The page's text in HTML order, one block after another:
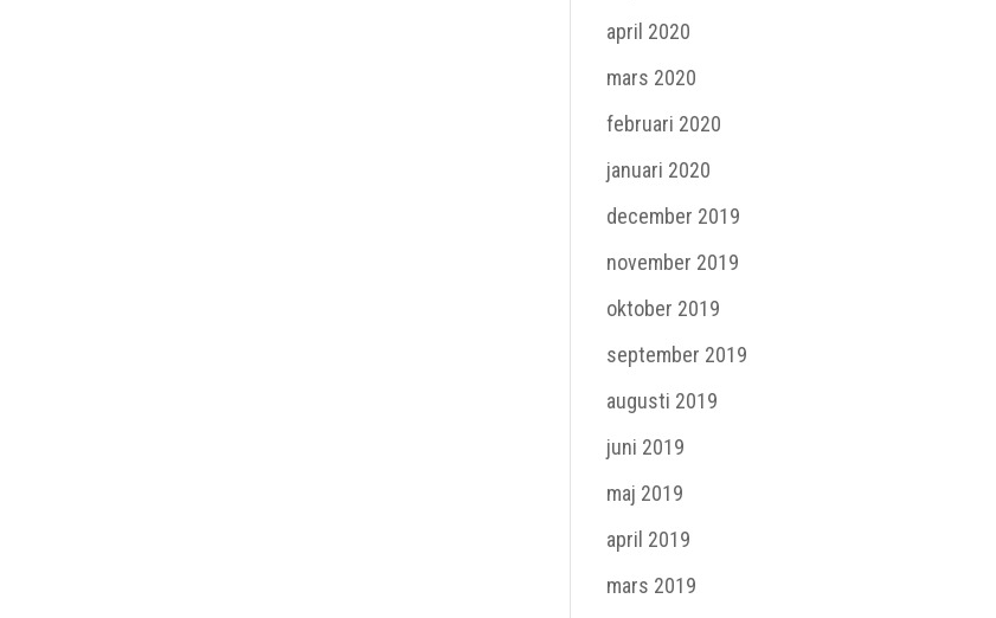
april 2020
mars 2020
februari 2020
januari 2020
december 2019
november 2019
oktober 2019
september 2019
augusti 2019
juni 2019
maj 2019
april 2019
mars 2019